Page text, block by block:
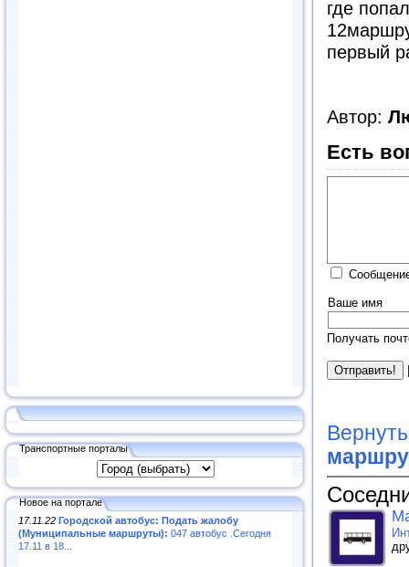
Транспортные порталы
Новое на портале
17.11.22 Городской автобус: Подать жалобу
(Муниципальные маршруты): 047 автобус .Сегодня
17.11 в 18...
где
первый
Автор:
Есть
Ваше имя
Получать